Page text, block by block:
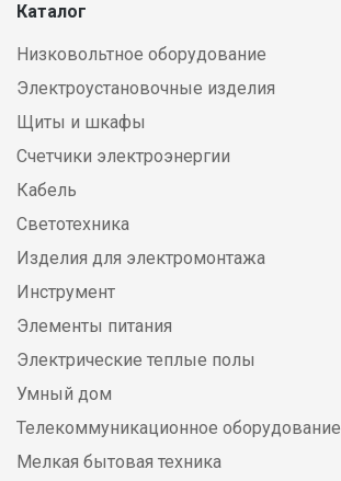
Каталог
Низковольтное оборудование
Электроустановочные изделия
Щиты и шкафы
Счетчики электроэнергии
Кабель
Светотехника
Изделия для электромонтажа
Инструмент
Элементы питания
Электрические теплые полы
Умный дом
Телекоммуникационное оборудование
Мелкая бытовая техника